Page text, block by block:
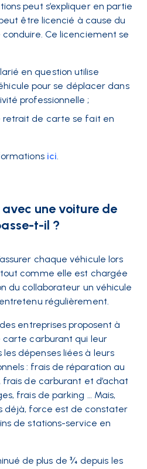
peut s’expliquer en partie
être licencié à cause du
Ce licenciement se
en question utilise
pour se déplacer dans
professionnelle ;
retrait de carte se fait en
ici.
une voiture de
t-il ?
chaque véhicule lors
comme elle est chargée
du collaborateur un véhicule
régulièrement.
entreprises proposent à
carte carburant qui leur
dépenses liées à leurs
: frais de réparation au
de carburant et d’achat
frais de parking … Mais,
déjà, force est de constater
de stations-service en
de plus de ¾ depuis les